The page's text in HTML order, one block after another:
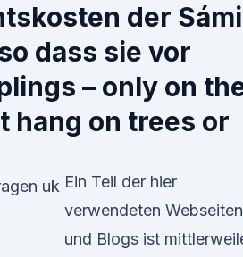
der Sámi
dass sie vor
– only on
hang on trees or
Ein Teil der hier
verwendeten Webseiten
und Blogs ist